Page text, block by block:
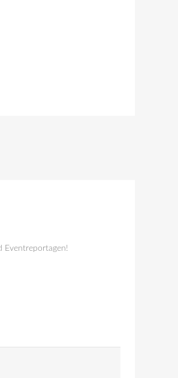
Eventreportagen!